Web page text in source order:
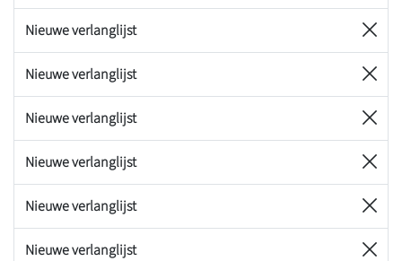
Nieuwe verlanglijst
Nieuwe verlanglijst
Nieuwe verlanglijst
Nieuwe verlanglijst
Nieuwe verlanglijst
Nieuwe verlanglijst